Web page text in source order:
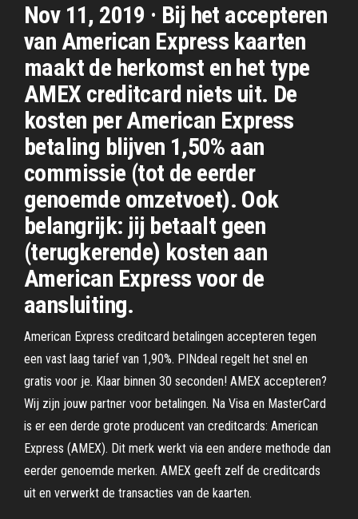
Nov 11, 2019 · Bij het accepteren
van American Express kaarten
maakt de herkomst en het type
AMEX creditcard niets uit. De
kosten per American Express
betaling blijven 1,50% aan
commissie (tot de eerder
genoemde omzetvoet). Ook
belangrijk: jij betaalt geen
(terugkerende) kosten aan
American Express voor de
aansluiting.
American Express creditcard betalingen accepteren tegen
een vast laag tarief van 1,90%. PINdeal regelt het snel en
gratis voor je. Klaar binnen 30 seconden! AMEX accepteren?
Wij zijn jouw partner voor betalingen. Na Visa en MasterCard
is er een derde grote producent van creditcards: American
Express (AMEX). Dit merk werkt via een andere methode dan
eerder genoemde merken. AMEX geeft zelf de creditcards
uit en verwerkt de transacties van de kaarten.